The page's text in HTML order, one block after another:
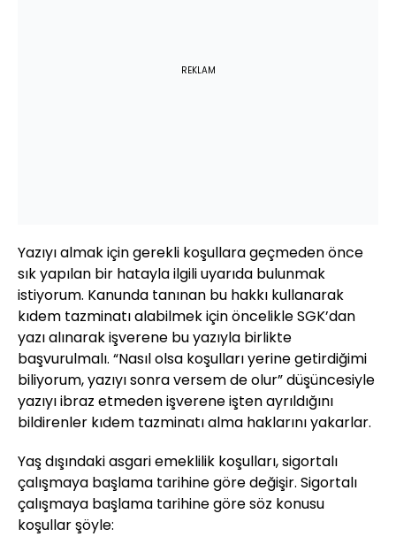
REKLAM
Yazıyı almak için gerekli koşullara geçmeden önce
sık yapılan bir hatayla ilgili uyarıda bulunmak
istiyorum. Kanunda tanınan bu hakkı kullanarak
kıdem tazminatı alabilmek için öncelikle SGK’dan
yazı alınarak işverene bu yazıyla birlikte
başvurulmalı. “Nasıl olsa koşulları yerine getirdiğimi
biliyorum, yazıyı sonra versem de olur” düşüncesiyle
yazıyı ibraz etmeden işverene işten ayrıldığını
bildirenler kıdem tazminatı alma haklarını yakarlar.
Yaş dışındaki asgari emeklilik koşulları, sigortalı
çalışmaya başlama tarihine göre değişir. Sigortalı
çalışmaya başlama tarihine göre söz konusu
koşullar şöyle: